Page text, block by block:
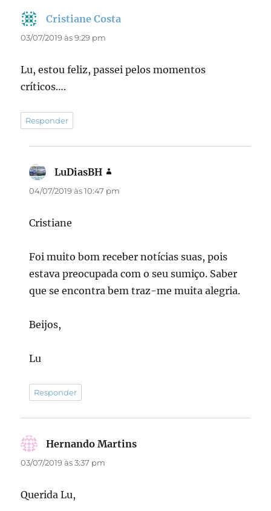
Cristiane Costa
03/07/2019 às 9:29 pm
Lu, estou feliz, passei pelos momentos
críticos….
Responder
LuDiasBH
04/07/2019 às 10:47 pm
Cristiane
Foi muito bom receber notícias suas, pois
estava preocupada com o seu sumiço. Saber
que se encontra bem traz-me muita alegria.
Beijos,
Lu
Responder
Hernando Martins
03/07/2019 às 3:37 pm
Querida Lu,